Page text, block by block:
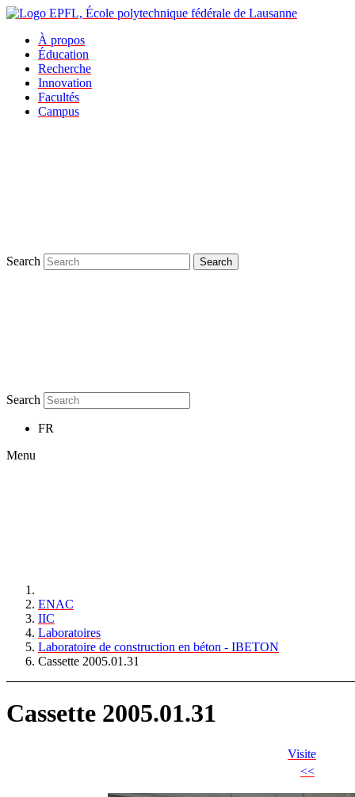
À propos
Éducation
Recherche
Innovation
Facultés
Campus
Search Search
Search
FR
Menu
ENAC
IIC
Laboratoires
Laboratoire de construction en béton - IBETON
Cassette 2005.01.31
Cassette 2005.01.31
Visite
<<